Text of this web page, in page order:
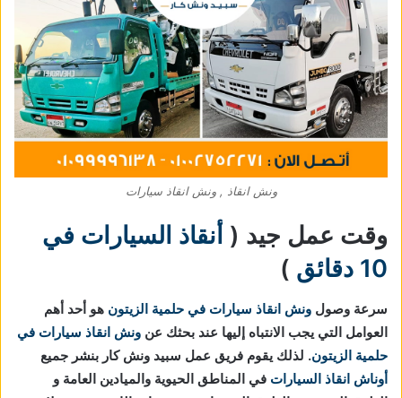
ونش انقاذ , ونش انقاذ سيارات
وقت عمل جيد ( أنقاذ السيارات في
10 دقائق
)
سرعة وصول ونش انقاذ سيارات في حلمية الزيتون هو أحد أهم
العوامل التي يجب الانتباه إليها عند بحثك عن ونش انقاذ سيارات في
حلمية الزيتون. لذلك يقوم فريق عمل سبيد ونش كار بنشر جميع
أوناش انقاذ السيارات في المناطق الحيوية والميادين العامة و